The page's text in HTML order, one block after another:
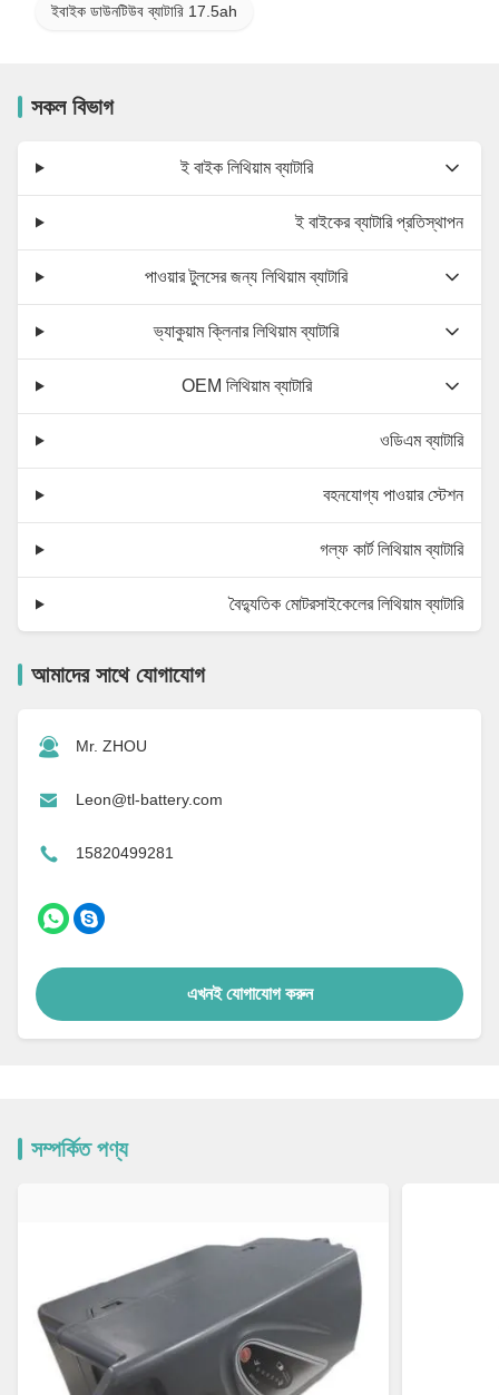
ইবাইক ডাউনটিউব ব্যাটারি 17.5ah
সকল বিভাগ
ই বাইক লিথিয়াম ব্যাটারি
ই বাইকের ব্যাটারি প্রতিস্থাপন
পাওয়ার টুলসের জন্য লিথিয়াম ব্যাটারি
ভ্যাকুয়াম ক্লিনার লিথিয়াম ব্যাটারি
OEM লিথিয়াম ব্যাটারি
ওডিএম ব্যাটারি
বহনযোগ্য পাওয়ার স্টেশন
গল্ফ কার্ট লিথিয়াম ব্যাটারি
বৈদ্যুতিক মোটরসাইকেলের লিথিয়াম ব্যাটারি
আমাদের সাথে যোগাযোগ
Mr. ZHOU
Leon@tl-battery.com
15820499281
এখনই যোগাযোগ করুন
সম্পর্কিত পণ্য